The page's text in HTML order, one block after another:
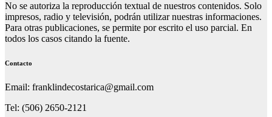
No se autoriza la reproducción textual de nuestros contenidos. Solo
impresos, radio y televisión, podrán utilizar nuestras informaciones.
Para otras publicaciones, se permite por escrito el uso parcial. En
todos los casos citando la fuente.
Contacto
Email: franklindecostarica@gmail.com
Tel: (506) 2650-2121